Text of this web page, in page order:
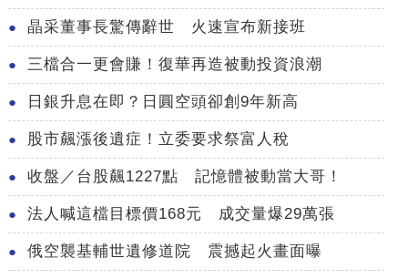
晶采董事長驚傳辭世 火速宣布新接班
三檔合一更會賺！復華再造被動投資浪潮
日銀升息在即？日圓空頭卻創9年新高
股市飆漲後遺症！立委要求祭富人稅
收盤／台股飆1227點 記憶體被動當大哥！
法人喊這檔目標價168元 成交量爆29萬張
俄空襲基輔世遺修道院 震撼起火畫面曝